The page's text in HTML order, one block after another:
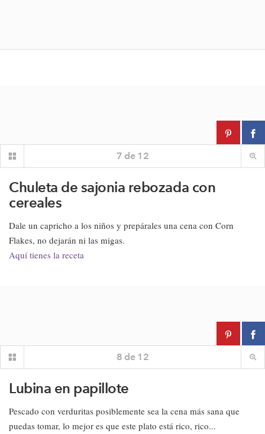
7 de 12
Chuleta de sajonia rebozada con
cereales
Dale un capricho a los niños y prepárales una cena con Corn
Flakes, no dejarán ni las migas.
Aquí tienes la receta
8 de 12
Lubina en papillote
Pescado con verduritas posiblemente sea la cena más sana que
puedas tomar, lo mejor es que este plato está rico, rico...